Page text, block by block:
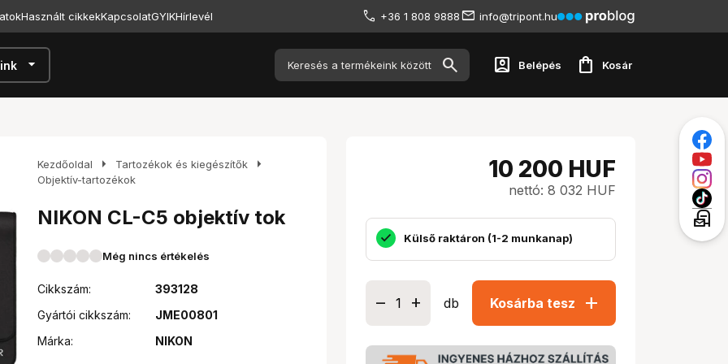
Használt cikkekKapcsolatGYIKHírlevél +36 1 808 9888 info@tripont.hu
arrow_drop_down account_box Belépés shopping_bag Kosár
Kezdőoldal arrow_right Tartozékok és kiegészítők arrow_right
Objektív-tartozékok
NIKON CL-C5 objektív tok
Még nincs értékelés
Cikkszám:
393128
Gyártói cikkszám:
JME00801
Márka:
NIKON
10 200 HUF
nettó: 8 032 HUF
Külső raktáron (1-2 munkanap)
db Kosárba tesz add
local_post_office